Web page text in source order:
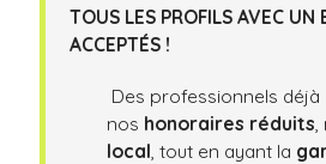
TOUS LES PROFILS AVEC UN
ACCEPTÉS !
Des professionnels
nos honoraires réduits,
local, tout en ayant la